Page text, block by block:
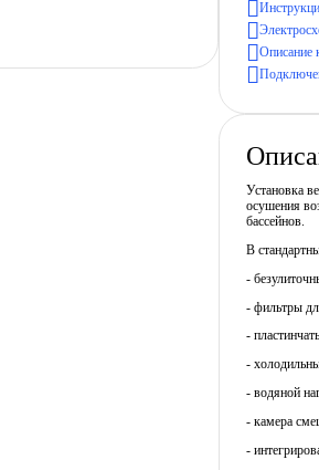
Описание
Установка
осушения
бассейнов.
В
-
- фильтры
-
-
- водяной
- камера
-